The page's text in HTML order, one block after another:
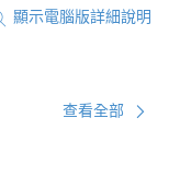
顯示電腦版詳細說明
查看全部